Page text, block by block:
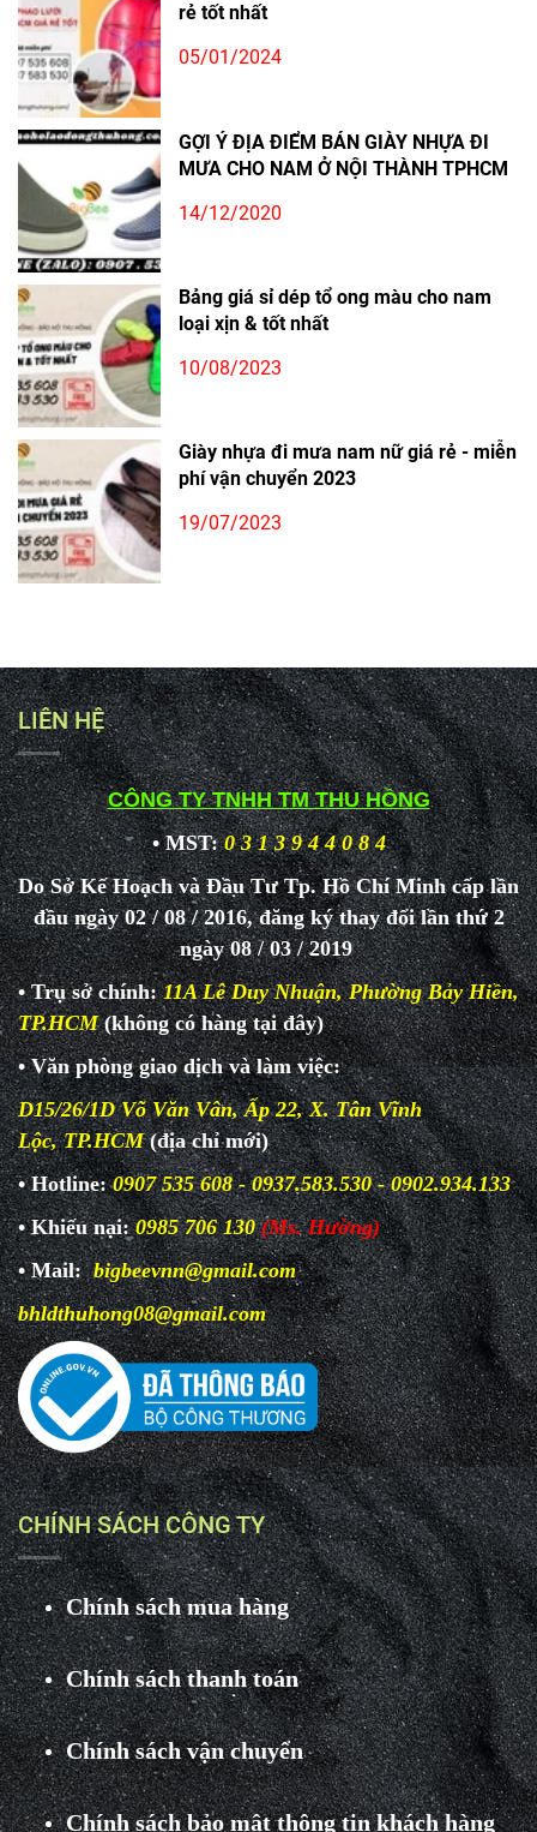
rẻ tốt nhất
05/01/2024
GỢI Ý ĐỊA ĐIỂM BÁN GIÀY NHỰA ĐI
MƯA CHO NAM Ở NỘI THÀNH TPHCM
14/12/2020
Bảng giá sỉ dép tổ ong màu cho nam
loại xịn & tốt nhất
10/08/2023
Giày nhựa đi mưa nam nữ giá rẻ - miễn
phí vận chuyển 2023
19/07/2023
LIÊN HỆ
CÔNG TY TNHH TM THU HỒNG
• MST: 0 3 1 3 9 4 4 0 8 4
Do Sở Kế Hoạch và Đầu Tư Tp. Hồ Chí Minh cấp lần
đầu ngày 02 / 08 / 2016, đăng ký thay đổi lần thứ 2
ngày 08 / 03 / 2019
• Trụ sở chính:11A Lê Duy Nhuận, Phường Bảy Hiền,
TP.HCM (không có hàng tại đây)
• Văn phòng giao dịch và làmviệc:
D15/26/1D Võ Văn Vân, Ấp 22, X. Tân Vĩnh
Lộc, TP.HCM(địa chỉ mới)
• Hotline:0907 535 608 - 0937.583.530 - 0902.934.133
• Khiếu nại: 0985 706 130 (Ms. Hường)
• Mail:bigbeevnn@gmail.com
bhldthuhong08@gmail.com
CHÍNH SÁCH CÔNG TY
Chính sách mua hàng
Chính sách thanh toán
Chính sách vận chuyển
Chính sách bảo mật thông tin khách hàng